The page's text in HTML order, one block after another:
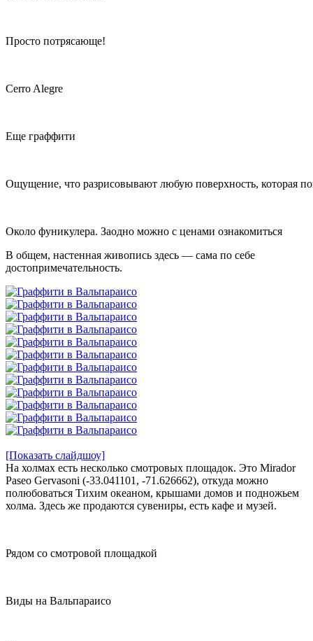
Просто потрясающе!
Cerro Alegre
Еще граффити
Ощущение, что разрисовывают любую поверхность, которая
Около фуникулера. Заодно можно с ценами ознакомиться
В общем, настенная живопись здесь — сама по себе
достопримечательность.
[Показать слайдшоу]
На холмах есть несколько смотровых площадок. Это Mirador
Paseo Gervasoni (-33.041101, -71.626662), откуда можно
полюбоваться Тихим океаном, крышами домов и подножьем
холма. Здесь же продаются сувениры, есть кафе и музей.
Рядом со смотровой площадкой
Виды на Вальпараисо